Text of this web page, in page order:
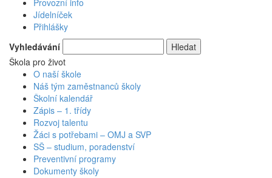
Provozní info
Jídelníček
Přihlášky
Vyhledávání
Škola pro život
O naší škole
Náš tým zaměstnanců školy
Školní kalendář
Zápis – 1. třídy
Rozvoj talentu
Žáci s potřebami – OMJ a SVP
SŠ – studium, poradenství
Preventivní programy
Dokumenty školy